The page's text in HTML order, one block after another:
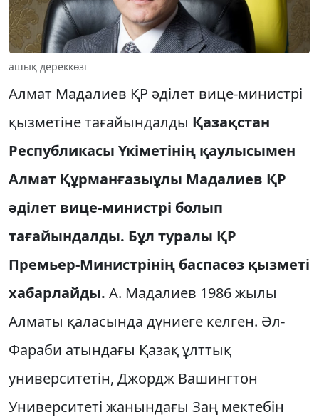
ашық дереккөзі
Алмат Мадалиев ҚР әділет вице-министрі
қызметіне тағайындалды Қазақстан
Республикасы Үкіметінің қаулысымен
Алмат Құрманғазыұлы Мадалиев ҚР
әділет вице-министрі болып
тағайындалды. Бұл туралы ҚР
Премьер-Министрінің баспасөз қызметі
хабарлайды. А. Мадалиев 1986 жылы
Алматы қаласында дүниеге келген. Әл-
Фараби атындағы Қазақ ұлттық
университетін, Джордж Вашингтон
Университеті жанындағы Заң мектебін